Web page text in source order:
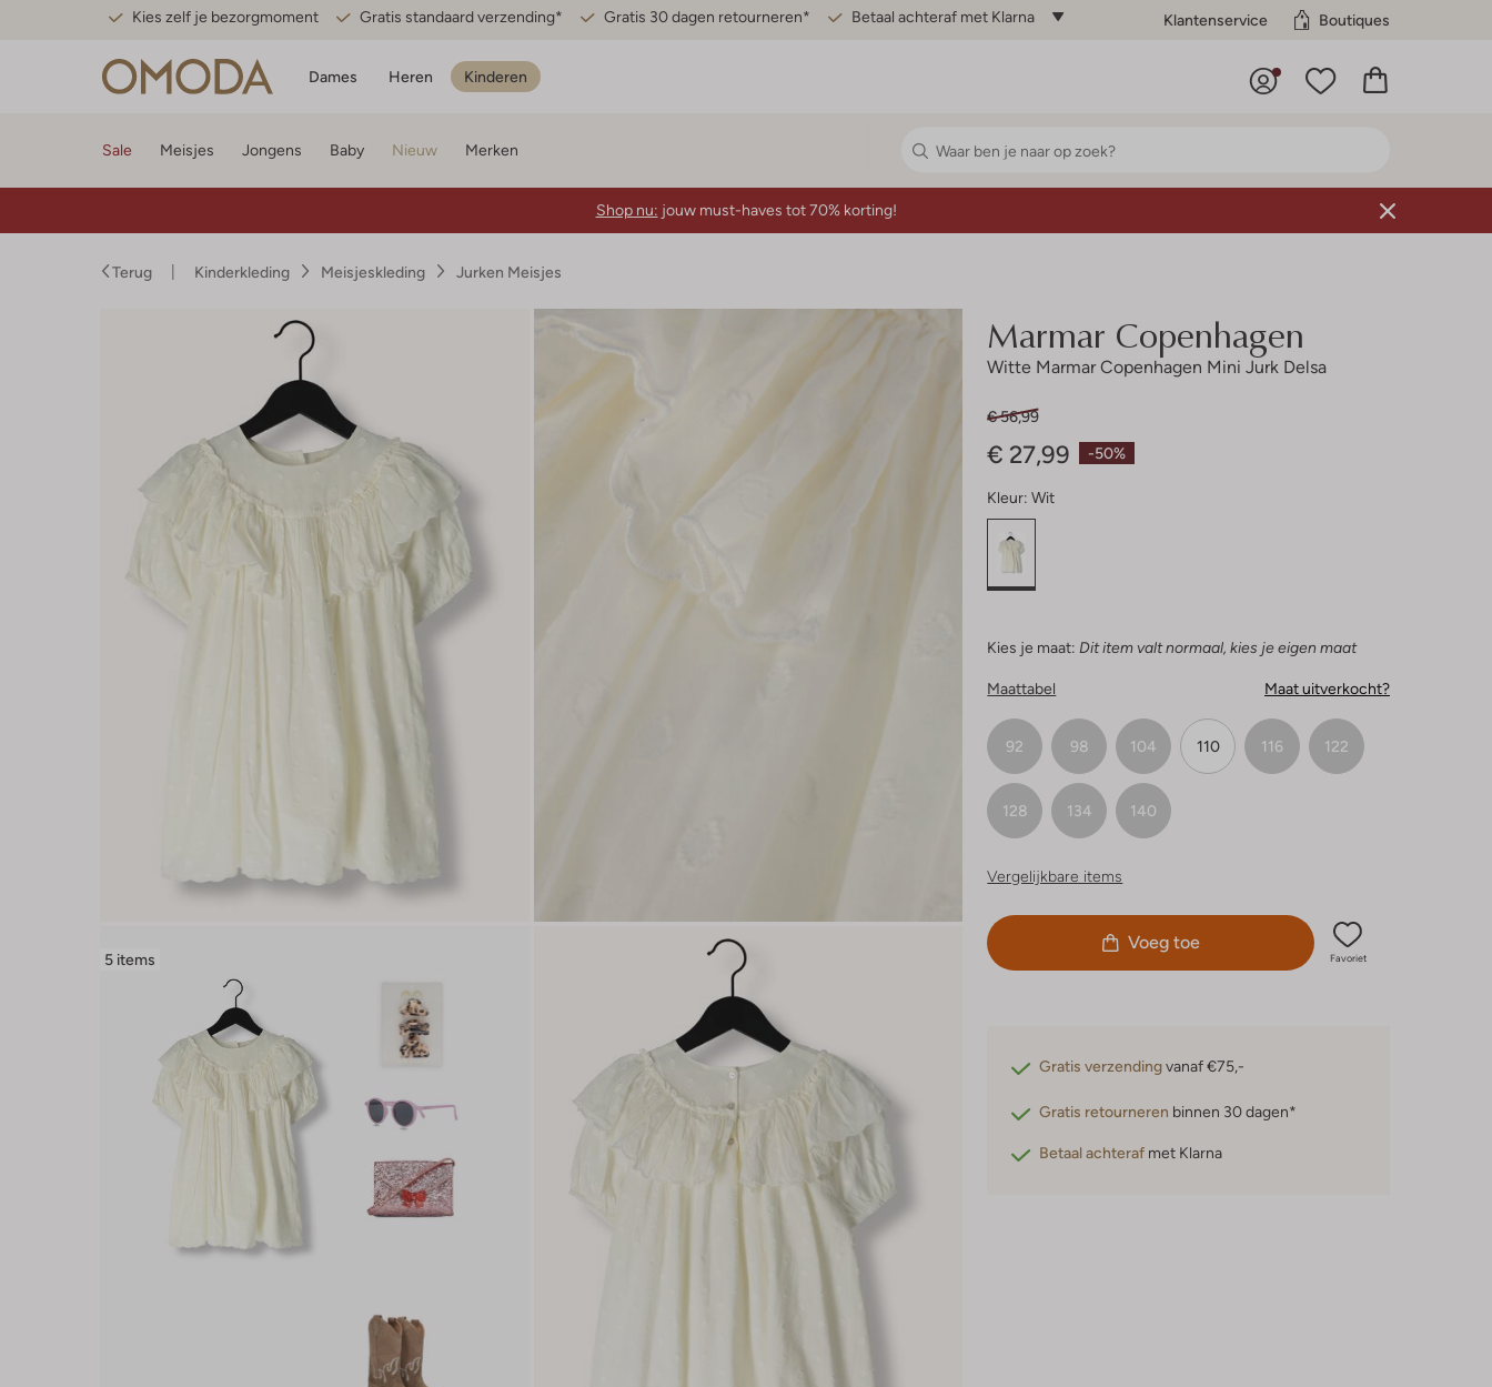
Kies zelf je bezorgmoment Gratis standaard verzending* Gratis 30 dagen retourneren* Betaal achteraf met Klarna Klantenservice Boutiques
Dames Heren Kinderen
Sale Meisjes Jongens Baby Nieuw Merken
Shop nu: jouw must-haves tot 70% korting!
Terug Kinderkleding Meisjeskleding Jurken Meisjes
5 items
Marmar Copenhagen
Witte Marmar Copenhagen Mini Jurk Delsa
-50%
€ 56,99
€ 27,99
Kleur: Wit
Kies je maat: Dit item valt normaal, kies je eigen maat
Maattabel Maat uitverkocht?
92 98 104 110 116 122
128 134 140
Vergelijkbare items
Voeg toe
Favoriet
Gratis verzendingvanaf €75,-
Gratis retourneren binnen 30 dagen*
Betaal achteraf met Klarna